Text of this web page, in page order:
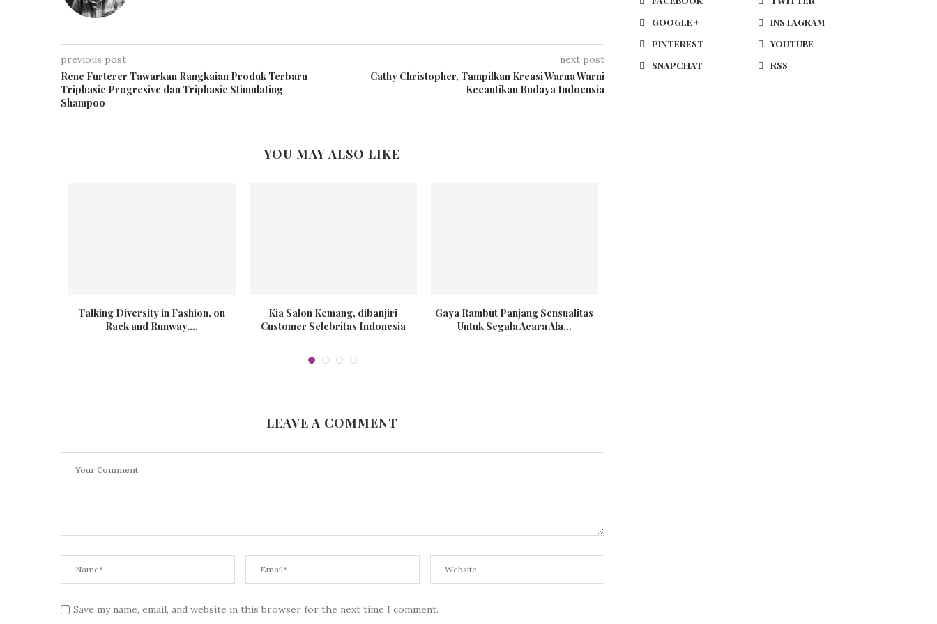
previous post
Rene Furterer Tawarkan Rangkaian Produk Terbaru
Triphasic Progresive dan Triphasic Stimulating
Shampoo
next post
Cathy Christopher, Tampilkan Kreasi Warna Warni
Kecantikan Budaya Indoensia
YOU MAY ALSO LIKE
Talking Diversity in Fashion, on
Rack and Runway,...
Kia Salon Kemang, dibanjiri
Customer Selebritas Indonesia
Gaya Rambut Panjang Sensualitas
Untuk Segala Acara Ala...
LEAVE A COMMENT
Save my name, email, and website in this browser for the next time I comment.
GOOGLE +
INSTAGRAM
PINTEREST
YOUTUBE
SNAPCHAT
RSS